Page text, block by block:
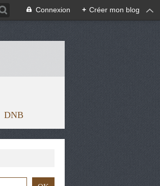
Connexion + Créer mon blog
DNB
horizontal-